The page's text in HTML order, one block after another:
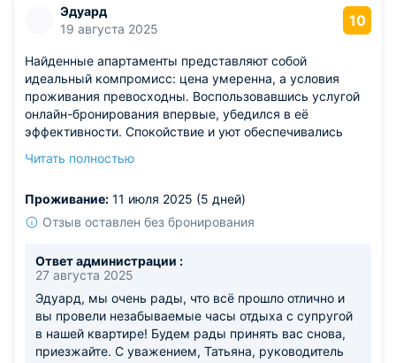
Эдуард
19 августа 2025
10
Найденные апартаменты представляют собой
идеальный компромисс: цена умеренна, а условия
проживания превосходны. Воспользовавшись услугой
онлайн-бронирования впервые, убедился в её
эффективности. Спокойствие и уют обеспечивались
мы с супругой провели здесь, наслаждаясь приятным
Читать полностью
Проживание: 11 июля 2025 (5 дней)
Отзыв оставлен без бронирования
Ответ администрации :
27 августа 2025
Эдуард, мы очень рады, что всё прошло отлично и
вы провели незабываемые часы отдыха с супругой
в нашей квартире! Будем рады принять вас снова,
приезжайте. С уважением, Татьяна, руководитель